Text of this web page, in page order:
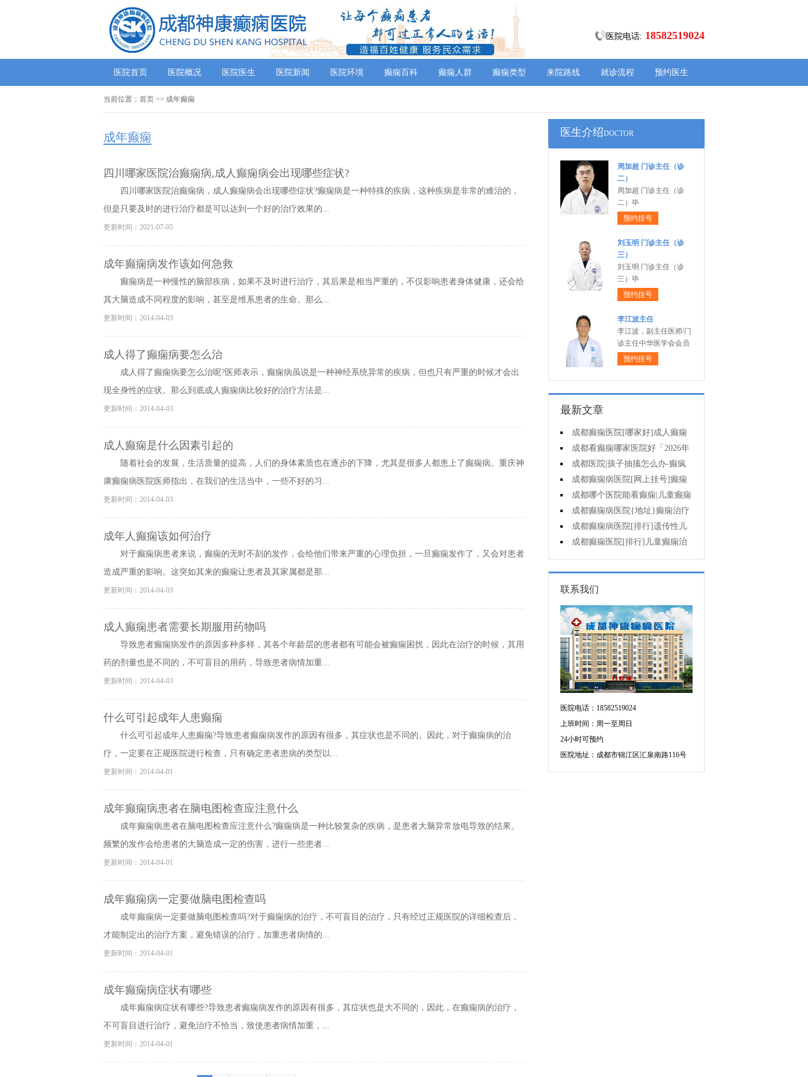
医院电话: 18582519024
医院首页 医院概况 医院医生 医院新闻 医院环境 癫痫百科 癫痫人群 癫痫类型 来院路线 就诊流程 预约医生
当前位置： 首页 >> 成年癫痫
成年癫痫
四川哪家医院治癫痫病,成人癫痫病会出现哪些症状?
四川哪家医院治癫痫病，成人癫痫病会出现哪些症状?癫痫病是一种特殊的疾病，这种疾病是非常的难治的，
但是只要及时的进行治疗都是可以达到一个好的治疗效果的...
更新时间：2021-07-05
成年癫痫病发作该如何急救
癫痫病是一种慢性的脑部疾病，如果不及时进行治疗，其后果是相当严重的，不仅影响患者身体健康，还会给
其大脑造成不同程度的影响，甚至是维系患者的生命。那么...
更新时间：2014-04-03
成人得了癫痫病要怎么治
成人得了癫痫病要怎么治呢?医师表示，癫痫病虽说是一种神经系统异常的疾病，但也只有严重的时候才会出
现全身性的症状。那么到底成人癫痫病比较好的治疗方法是...
更新时间：2014-04-03
成人癫痫是什么因素引起的
随着社会的发展，生活质量的提高，人们的身体素质也在逐步的下降，尤其是很多人都患上了癫痫病。重庆神
康癫痫病医院医师指出，在我们的生活当中，一些不好的习...
更新时间：2014-04-03
成年人癫痫该如何治疗
对于癫痫病患者来说，癫痫的无时不刻的发作，会给他们带来严重的心理负担，一旦癫痫发作了，又会对患者
造成严重的影响。这突如其来的癫痫让患者及其家属都是那...
更新时间：2014-04-03
成人癫痫患者需要长期服用药物吗
导致患者癫痫病发作的原因多种多样，其各个年龄层的患者都有可能会被癫痫困扰，因此在治疗的时候，其用
药的剂量也是不同的，不可盲目的用药，导致患者病情加重...
更新时间：2014-04-03
什么可引起成年人患癫痫
什么可引起成年人患癫痫?导致患者癫痫病发作的原因有很多，其症状也是不同的。因此，对于癫痫病的治
疗，一定要在正规医院进行检查，只有确定患者患病的类型以...
更新时间：2014-04-01
成年癫痫病患者在脑电图检查应注意什么
成年癫痫病患者在脑电图检查应注意什么?癫痫病是一种比较复杂的疾病，是患者大脑异常放电导致的结果。
频繁的发作会给患者的大脑造成一定的伤害，进行一些患者...
更新时间：2014-04-01
成年癫痫病一定要做脑电图检查吗
成年癫痫病一定要做脑电图检查吗?对于癫痫病的治疗，不可盲目的治疗，只有经过正规医院的详细检查后，
才能制定出的治疗方案，避免错误的治疗，加重患者病情的...
更新时间：2014-04-01
成年癫痫病症状有哪些
成年癫痫病症状有哪些?导致患者癫痫病发作的原因有很多，其症状也是大不同的，因此，在癫痫病的治疗，
不可盲目进行治疗，避免治疗不恰当，致使患者病情加重，...
更新时间：2014-04-01
医生介绍DOCTOR
周加超 门诊主任（诊
二）
周加超 门诊主任（诊
二）毕
预约挂号
刘玉明 门诊主任（诊
三）
刘玉明 门诊主任（诊
三）毕
预约挂号
李江波主任
李江波，副主任医师/门
诊主任中华医学会会员
预约挂号
最新文章
成都癫痫医院[哪家好]成人癫痫
的护理方法是什么?
成都看癫痫哪家医院好「2026年
度公布」有癫痫能不能抽烟?
成都医院|孩子抽搐怎么办-癫疯
病病人要知道的误区
成都癫痫病医院[网上挂号]癫痫
发作会有什么症状?
成都哪个医院能看癫痫|儿童癫痫
未经正规治疗有什么伤害?
成都癫痫病医院{地址}癫痫治疗
需注意哪些问题?
成都癫痫病医院[排行]遗传性儿
童癫痫病早期症状什么样?
成都癫痫医院[排行]儿童癫痫治
疗方法哪个好?
联系我们
医院电话：18582519024
上班时间：周一至周日
24小时可预约
医院地址：成都市锦江区汇泉南路116号